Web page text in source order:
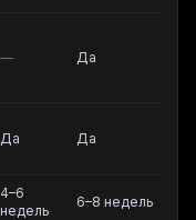
— Да
Да Да
4–6
недель
6–8 недель